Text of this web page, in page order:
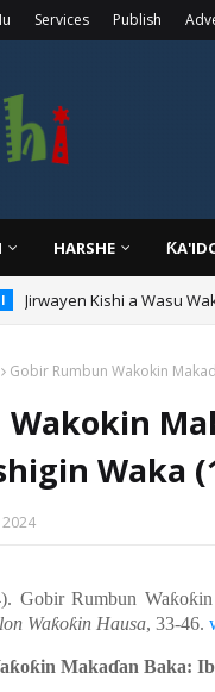
Services Publish
HARSHE
Sarkin Gummi Na Sha
Gobir Rumbun Wakokin
Waka
Gobir Rumbun Waƙoƙ
Waƙoƙin Hausa, 33-46.
ƙoƙin Makaɗan Baka: